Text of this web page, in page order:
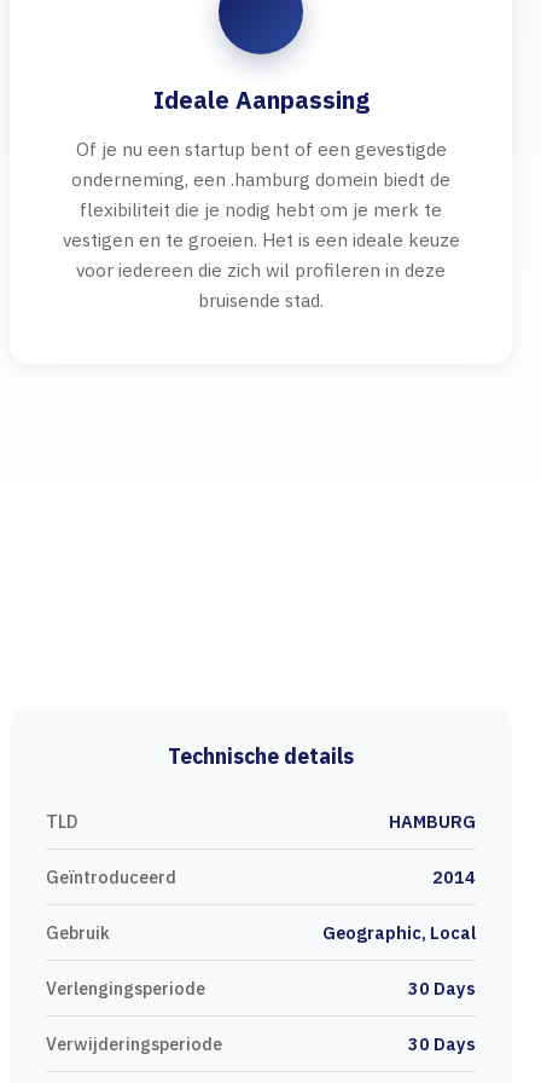
Ideale Aanpassing
Of je nu een startup bent of een gevestigde
onderneming, een .hamburg domein biedt de
flexibiliteit die je nodig hebt om je merk te
vestigen en te groeien. Het is een ideale keuze
voor iedereen die zich wil profileren in deze
bruisende stad.
Technische details
TLD HAMBURG
Geïntroduceerd 2014
Gebruik Geographic, Local
Verlengingsperiode 30 Days
Verwijderingsperiode 30 Days